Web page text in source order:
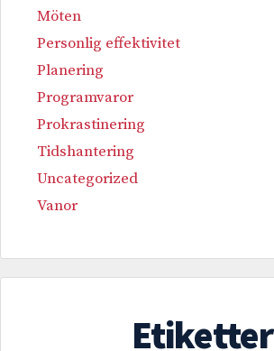
Möten
Personlig effektivitet
Planering
Programvaror
Prokrastinering
Tidshantering
Uncategorized
Vanor
Etiketter